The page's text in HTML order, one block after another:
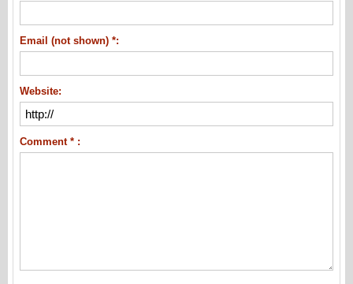
Email (not shown) *:
Website:
Comment * :